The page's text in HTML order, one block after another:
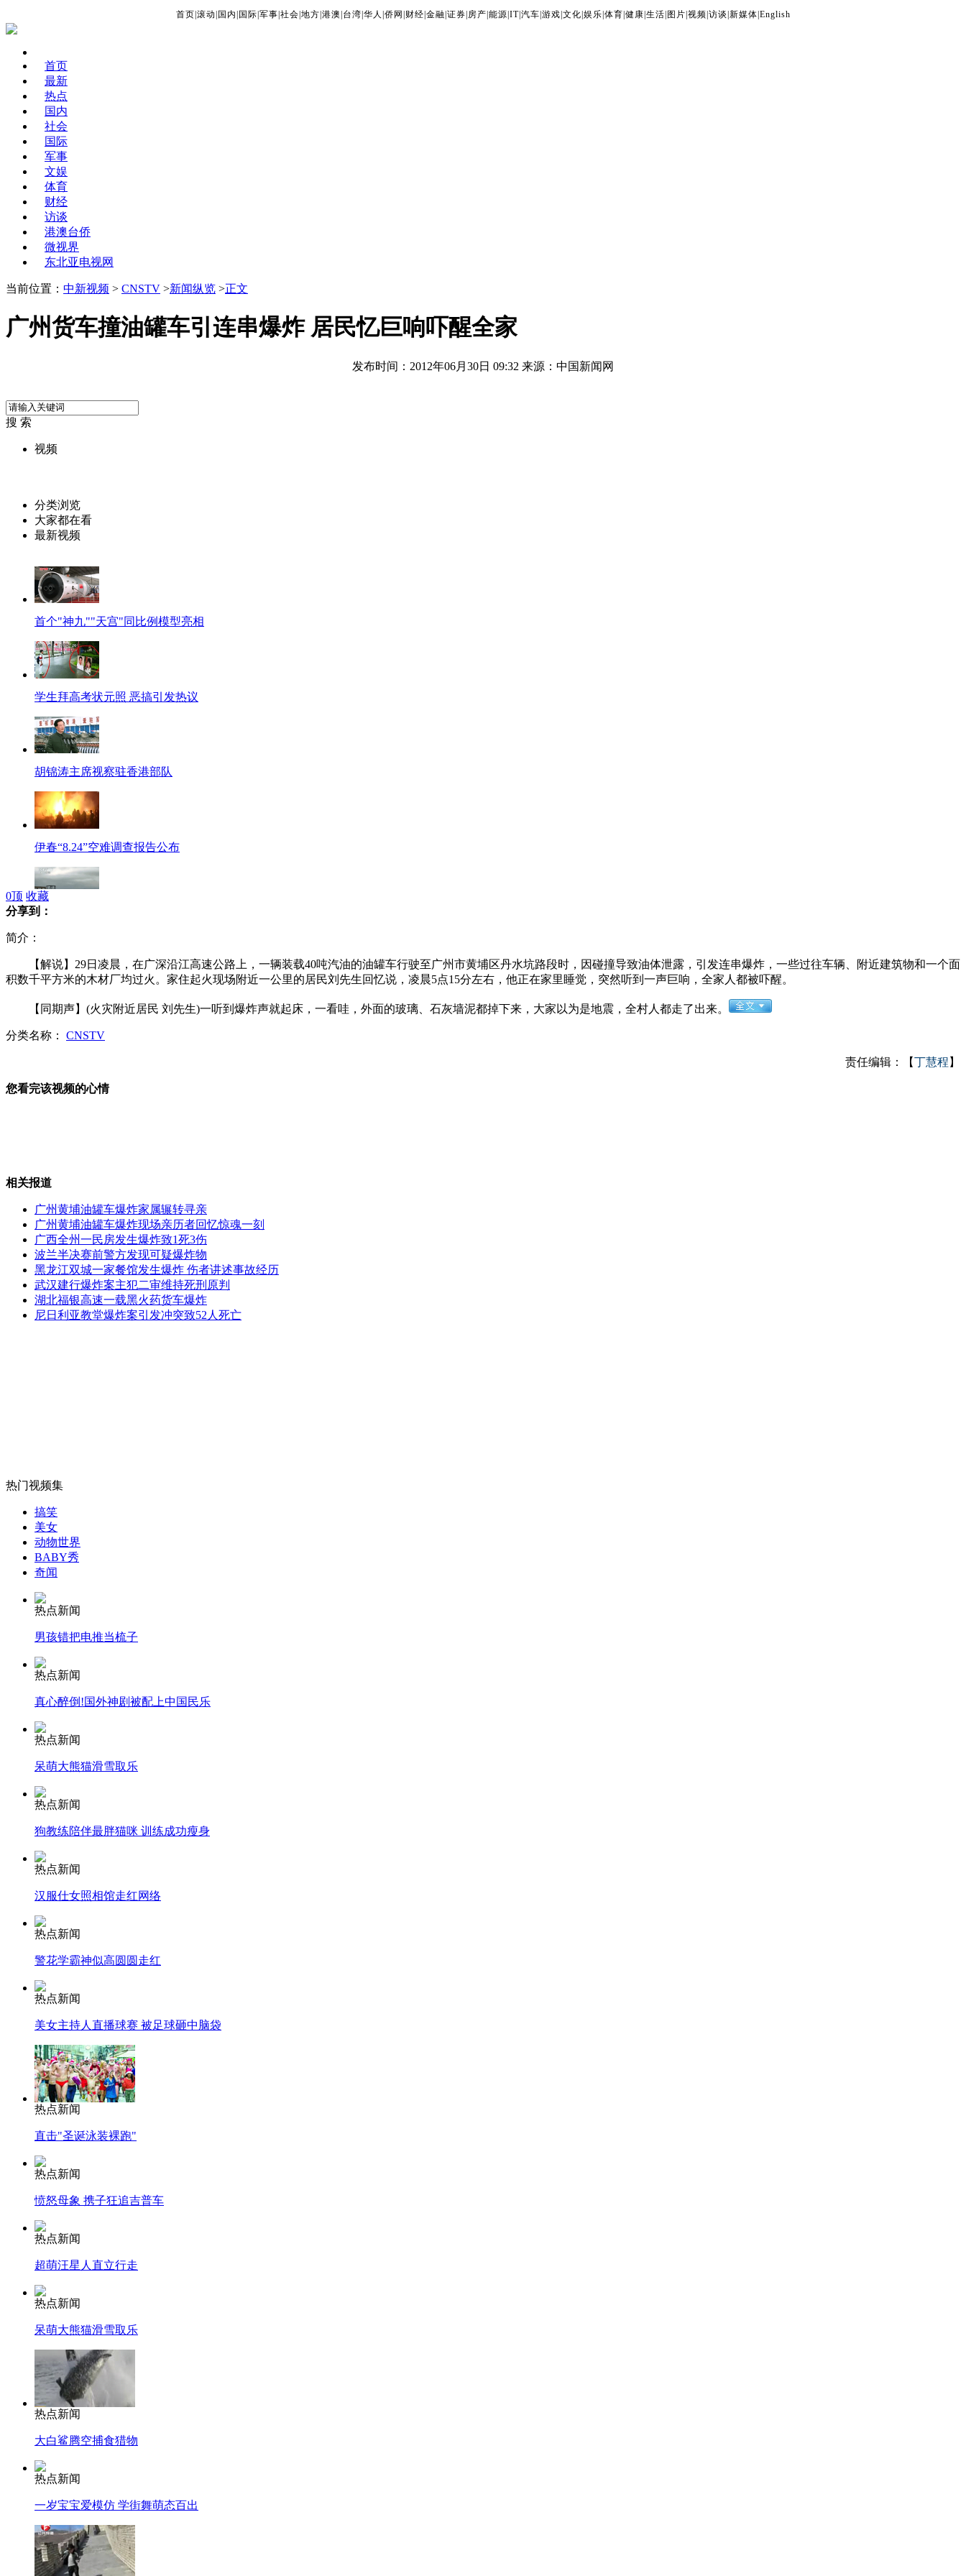
首页 滚动 国内 国际 军事 社会 地方 港澳 台湾 华人 侨网 财经 金融 证券 房产 能源 IT| 汽车 游戏 文化 娱乐 体育 健康 生活 图片 视频 访谈 新媒体 English
首页
最新
热点
国内
社会
国际
军事
文娱
体育
财经
访谈
港澳台侨
微视界
东北亚电视网
当前位置： 中新视频 > CNSTV >新闻纵览 >正文
广州货车撞油罐车引连串爆炸 居民忆巨响吓醒全家
发布时间：2012年06月30日 09:32 来源：中国新闻网
搜 索
视频
分类浏览
大家都在看
最新视频
首个"神九""天宫"同比例模型亮相
学生拜高考状元照 恶搞引发热议
胡锦涛主席视察驻香港部队
伊春“8.24”空难调查报告公布
广州油罐车爆炸事故：居民以为地震
广州油罐车爆燃 男子背家人出火海
外交部：反对强权政治霸凌主义
外交部：有关国家言论片面不公正
安徽一实载49人客车翻车
走！跟着总书记去植树
消防员救轻生者 花炮节热闹非凡
纽约上演“枕头大战”
司机酒驾遇交警 急速倒车逃窜
0顶 收藏
分享到：
简介：
【解说】29日凌晨，在广深沿江高速公路上，一辆装载40吨汽油的油罐车行驶至广州市黄埔区丹水坑路段时，因碰撞导致油体泄露，引发连串爆炸，一些过往车辆、附近建筑物和一个面
积数千平方米的木材厂均过火。家住起火现场附近一公里的居民刘先生回忆说，凌晨5点15分左右，他正在家里睡觉，突然听到一声巨响，全家人都被吓醒。
【同期声】(火灾附近居民 刘先生)一听到爆炸声就起床，一看哇，外面的玻璃、石灰墙泥都掉下来，大家以为是地震，全村人都走了出来。
分类名称： CNSTV
责任编辑：【丁慧程 】
您看完该视频的心情
相关报道
广州黄埔油罐车爆炸家属辗转寻亲
广州黄埔油罐车爆炸现场亲历者回忆惊魂一刻
广西全州一民房发生爆炸致1死3伤
波兰半决赛前警方发现可疑爆炸物
黑龙江双城一家餐馆发生爆炸 伤者讲述事故经历
武汉建行爆炸案主犯二审维持死刑原判
湖北福银高速一载黑火药货车爆炸
尼日利亚教堂爆炸案引发冲突致52人死亡
热门视频集
搞笑
美女
动物世界
BABY秀
奇闻
热点新闻
男孩错把电推当梳子
热点新闻
真心醉倒!国外神剧被配上中国民乐
热点新闻
呆萌大熊猫滑雪取乐
热点新闻
狗教练陪伴最胖猫咪 训练成功瘦身
热点新闻
汉服仕女照相馆走红网络
热点新闻
警花学霸神似高圆圆走红
热点新闻
美女主持人直播球赛 被足球砸中脑袋
热点新闻
直击"圣诞泳装裸跑"
热点新闻
愤怒母象 携子狂追吉普车
热点新闻
超萌汪星人直立行走
热点新闻
呆萌大熊猫滑雪取乐
热点新闻
大白鲨腾空捕食猎物
热点新闻
一岁宝宝爱模仿 学街舞萌态百出